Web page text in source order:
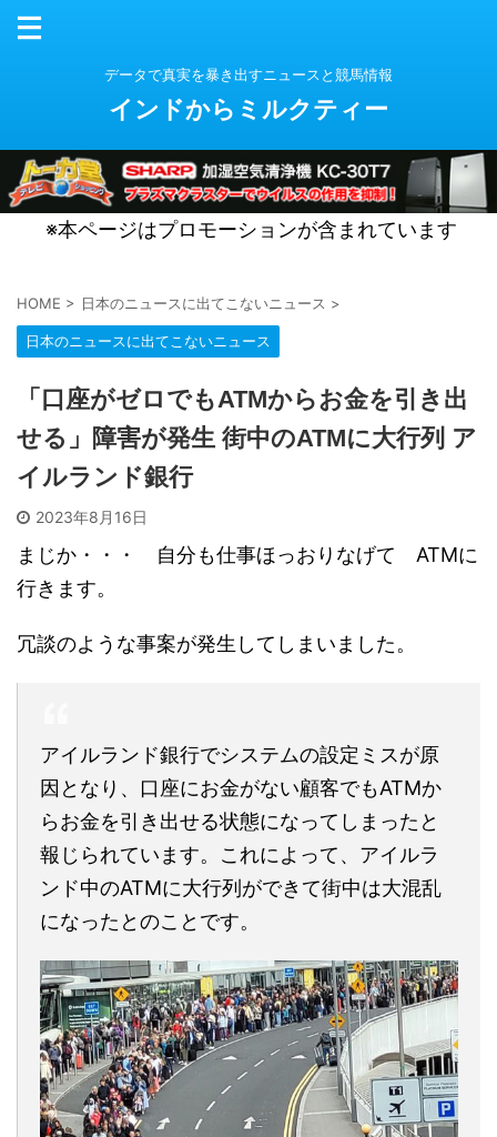
データで真実を暴き出すニュースと競馬情報
インドからミルクティー
※本ページはプロモーションが含まれています
HOME > 日本のニュースに出てこないニュース >
日本のニュースに出てこないニュース
「口座がゼロでもATMからお金を引き出
せる」障害が発生 街中のATMに大行列 ア
イルランド銀行
2023年8月16日
まじか・・・ 自分も仕事ほっおりなげて ATMに
行きます。
冗談のような事案が発生してしまいました。
アイルランド銀行でシステムの設定ミスが原
因となり、口座にお金がない顧客でもATMか
らお金を引き出せる状態になってしまったと
報じられています。これによって、アイルラ
ンド中のATMに大行列ができて街中は大混乱
になったとのことです。